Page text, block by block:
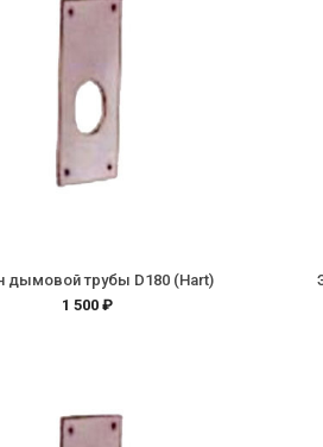
дымовой трубы D180 (Hart)
1 500 ₽